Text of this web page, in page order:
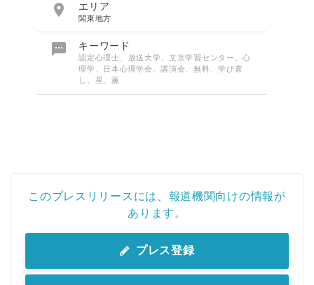
 エリア
関東地方
 キーワード
認定心理士、放送大学、文京学習センター、心
理学、日本心理学会、講演会、無料、学び直
し、星、薫
このプレスリリースには、報道機関向けの情報が
あります。
プレス登録